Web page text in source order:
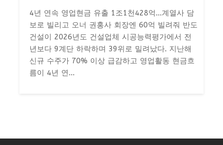
4년 연속 영업현금 유출 1조1천428억…계열사 담
보로 빌리고 오너 권홍사 회장엔 60억 빌려줘 반도
건설이 2026년도 건설업체 시공능력평가에서 전
년보다 9계단 하락하며 39위로 밀려났다. 지난해
신규 수주가 70% 이상 급감하고 영업활동 현금흐
름이 4년 연...